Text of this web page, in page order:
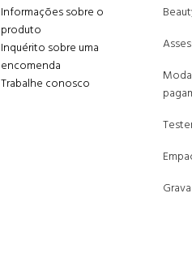
Informações sobre o
produto
Inquérito sobre uma
encomenda
Trabalhe conosco